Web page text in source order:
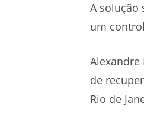
A solução
um
Alexandre
de
Rio de